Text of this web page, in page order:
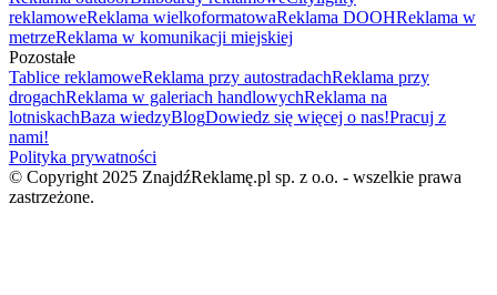
reklamoweReklama wielkoformatowaReklama DOOHReklama w
metrzeReklama w komunikacji miejskiej
Pozostałe
Tablice reklamoweReklama przy autostradachReklama przy
drogachReklama w galeriach handlowychReklama na
lotniskachBaza wiedzyBlogDowiedz się więcej o nas!Pracuj z
nami!
Polityka prywatności
© Copyright 2025 ZnajdźReklamę.pl sp. z o.o. - wszelkie prawa
zastrzeżone.